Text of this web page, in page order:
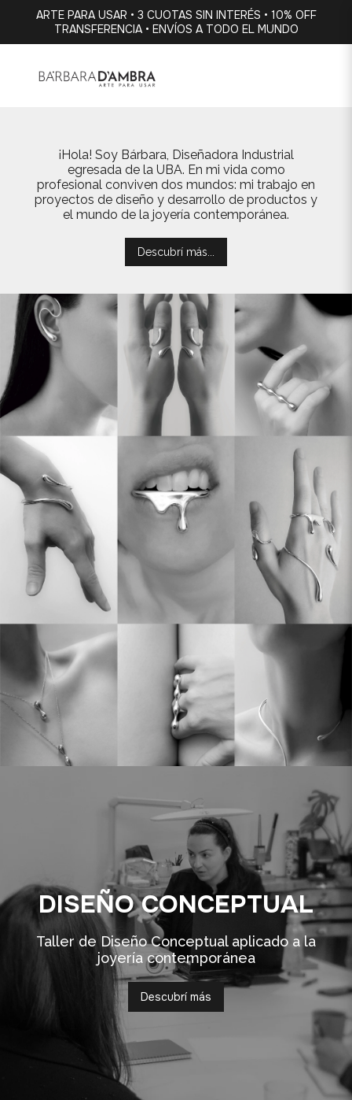
ARTE PARA USAR • 3 CUOTAS SIN INTERÉS • 10% OFF
TRANSFERENCIA • ENVÍOS A TODO EL MUNDO
¡Hola! Soy Bárbara, Diseñadora Industrial
egresada de la UBA. En mi vida como
profesional conviven dos mundos: mi trabajo en
proyectos de diseño y desarrollo de productos y
el mundo de la joyería contemporánea.
Descubrí más...
DISEÑO CONCEPTUAL
Taller de Diseño Conceptual aplicado a la
joyería contemporánea
Descubrí más